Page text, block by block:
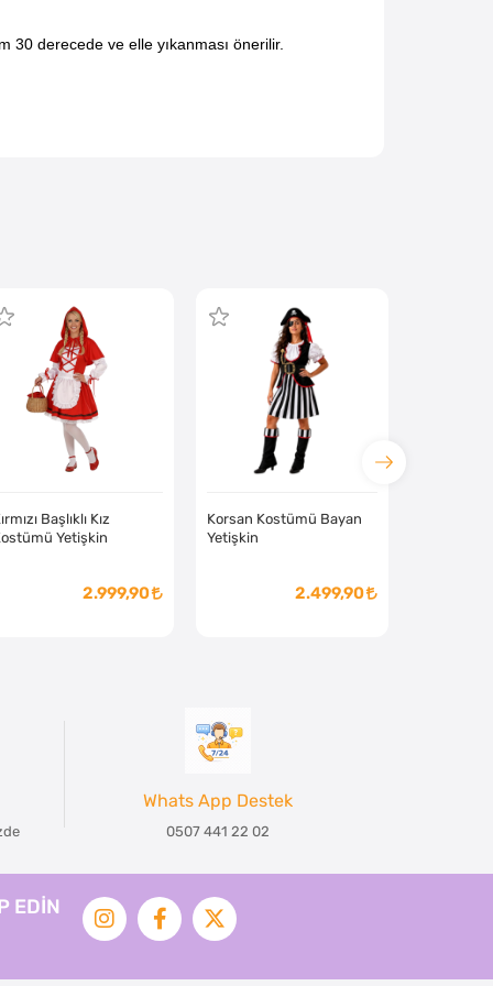
30 derecede ve elle yıkanması önerilir.
Başlıklı Kız
Yetişkin
2.999,90
Korsan Kostümü Bayan
Yetişkin
2.499,90
Whats App Destek
0507 441 22 02
EDİN